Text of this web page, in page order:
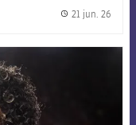
21 jun. 26
badge